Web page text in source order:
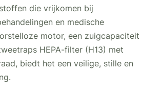
die vrijkomen bij
en medische
motor, een zuigcapaciteit
HEPA-filter (H13) met
biedt het een veilige, stille en